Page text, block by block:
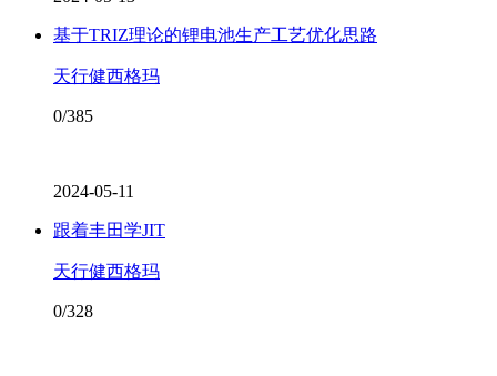
基于TRIZ理论的锂电池生产工艺优化思路
天行健西格玛
0/385
2024-05-11
跟着丰田学JIT
天行健西格玛
0/328